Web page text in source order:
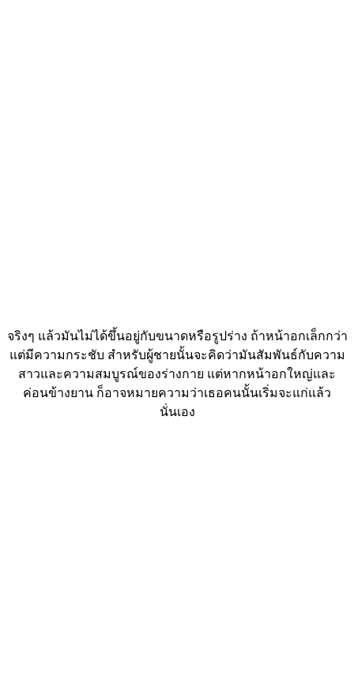
จริงๆ แล้วมันไม่ได้ขึ้นอยู่กับขนาดหรือรูปร่าง ถ้าหน้าอกเล็กกว่า
แต่มีความกระชับ สำหรับผู้ชายนั้นจะคิดว่ามันสัมพันธ์กับความ
สาวและความสมบูรณ์ของร่างกาย แต่หากหน้าอกใหญ่และ
ค่อนข้างยาน ก็อาจหมายความว่าเธอคนนั้นเริ่มจะแก่แล้ว
นั่นเอง